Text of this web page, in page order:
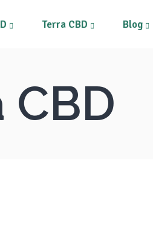
Tous les produits
Mon compte
Terra CBD Blog
CBD